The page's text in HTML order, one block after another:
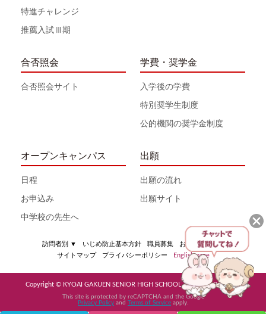
特進チャレンジ
推薦入試Ⅲ期
合否照会
合否照会サイト
学費・奨学金
入学後の学費
特別奨学生制度
公的機関の奨学金制度
オープンキャンパス
日程
お申込み
中学校の先生へ
出願
出願の流れ
出願サイト
訪問者別 ▼ いじめ防止基本方針 職員募集
お問い合わせ
サイトマップ
プライバシーポリシー English page
Copyright © KYOAI GAKUEN SENIOR HIGH SCHOOL All Rights Reserved
This site is protected by reCAPTCHA and the Google
Privacy Policy and Terms of Service apply.